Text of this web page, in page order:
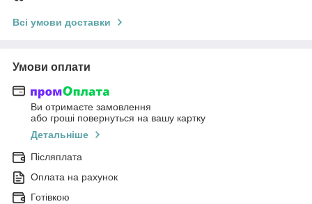
Всі умови доставки
Умови оплати
Ви отримаєте замовлення
або гроші повернуться на вашу картку
Детальніше
Післяплата
Оплата на рахунок
Готівкою